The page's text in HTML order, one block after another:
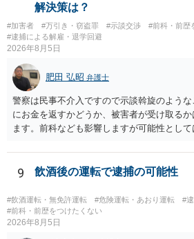
解決策は？
#加害者 #万引き・窃盗罪 #示談交渉
#前科・前歴
#逮捕による解雇・退学回避
2026年8月5日
肥田 弘昭 弁護士
警察は民事不介入ですので示談斡旋のよう
にお金を返すかどうか、被害者が受け取る
ます。前科なども影響しますが可能性とし
9 飲酒後の運転で逮捕の可能性
#飲酒運転・無免許運転 #危険運転・あおり運転
#
#前科・前歴をつけたくない
2026年8月5日